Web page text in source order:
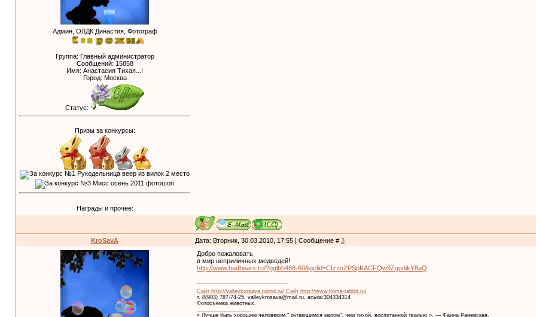
Админ, ОЛДК Династия, Фотограф
Группа: Главный администратор
Сообщений: 15858
Имя: Анастасия Тихая...!
Город: Москва
Статус:
Призы за конкурсы:
Награды и прочее:
KroSavA Дата: Вторник, 30.03.2010, 17:55 | Сообщение # 3
Добро пожаловать
в мир неприличных медведей!
http://www.badbears.ru/?gglbb468-60&gclid=CIzzoZPSpKACFQw9ZgodikY8aQ
Сайт http://valleykrosava.narod.ru/ Сайт http://www.home-rabbit.ru/
т. 8(903) 787-74-25, valleykrosava@mail.ru, аська:304334314
Фотосъёмка животных.
« Лучше быть хорошим человеком," ругающимся матом", чем тихой, воспитанной тварью ». — Фаина Раневская.